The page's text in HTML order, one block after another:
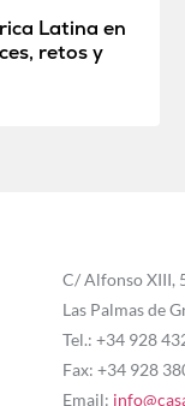
Latina en
retos y
C/ Alfonso XIII,
Las Palmas de
Tel.: +34 928
Fax: +34 928
Email: